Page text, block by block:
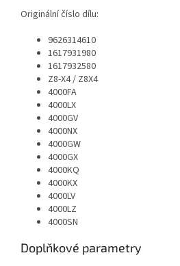
Originální číslo dílu:
9626314610
1617931980
1617932580
Z8-X4 / Z8X4
4000FA
4000LX
4000GV
4000NX
4000GW
4000GX
4000KQ
4000KX
4000LV
4000LZ
4000SN
Doplňkové parametry